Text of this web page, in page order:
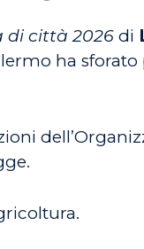
di città 2026 di
ha